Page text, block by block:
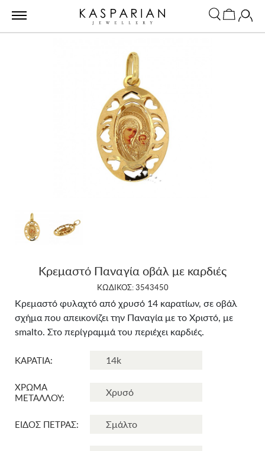
Κρεμαστό Παναγία οβάλ με καρδιές
ΚΩΔΙΚΟΣ: 3543450
Κρεμαστό φυλαχτό από χρυσό 14 καρατίων, σε οβάλ
σχήμα που απεικονίζει την Παναγία με το Χριστό, με
smalto. Στο περίγραμμά του περιέχει καρδιές.
ΚΑΡΑΤΙΑ:
ΧΡΩΜΑ
ΜΕΤΑΛΛΟΥ:
ΕΙΔΟΣ ΠΕΤΡΑΣ: